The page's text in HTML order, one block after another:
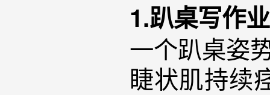
1.趴桌写作业
一个趴桌姿
睫状肌持续